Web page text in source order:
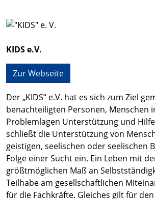
KIDS e.V.
Zur Webseite
Der „KIDS“ e.V. hat es sich zum Ziel
benachteiligten Personen, Menschen
Problemlagen Unterstützung und
schließt die Unterstützung von
geistigen, seelischen oder seelischen
Folge einer Sucht ein. Ein Leben mit
größtmöglichen Maß an
Teilhabe am gesellschaftlichen
für die Fachkräfte. Gleiches gilt für